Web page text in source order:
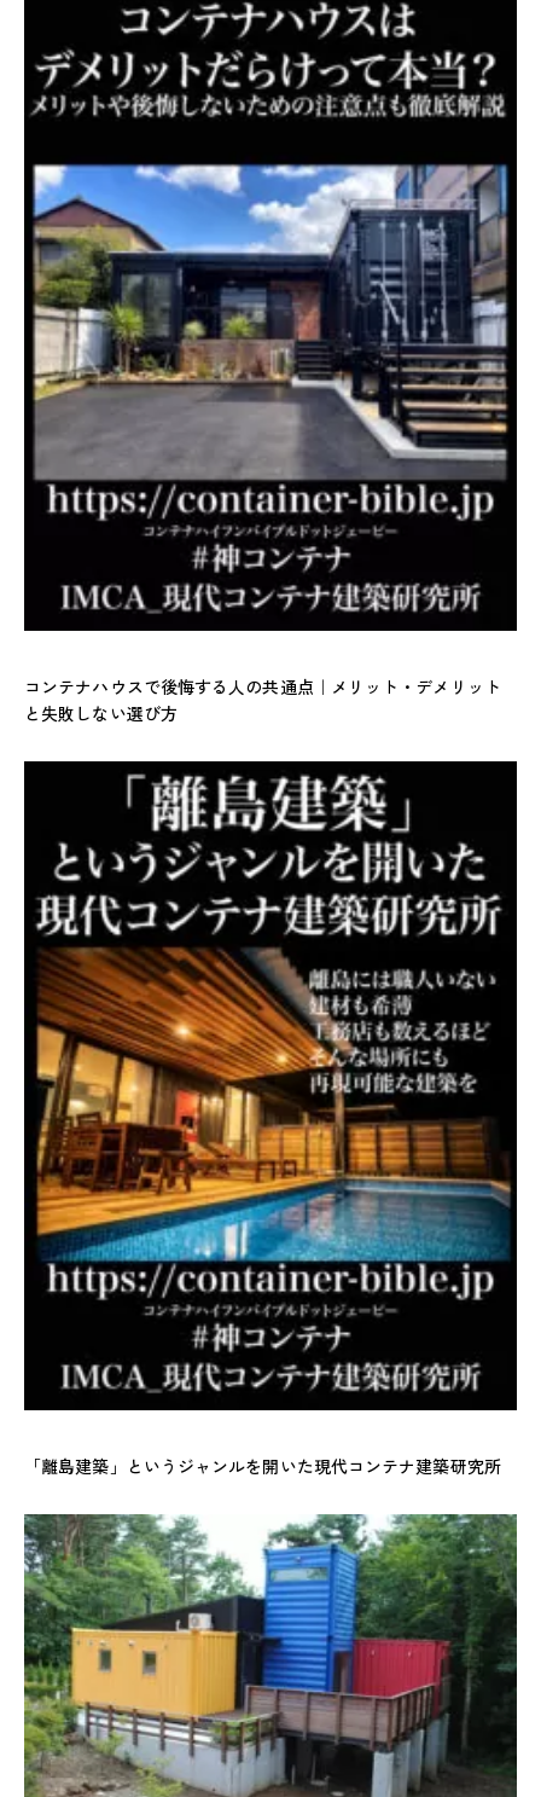
コンテナハウスで後悔する人の共通点｜メリット・デメリット
と失敗しない選び方
「離島建築」というジャンルを開いた現代コンテナ建築研究所